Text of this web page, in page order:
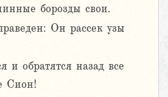
борозды свои.
Он рассек узы
и обратятся назад все
Сион!